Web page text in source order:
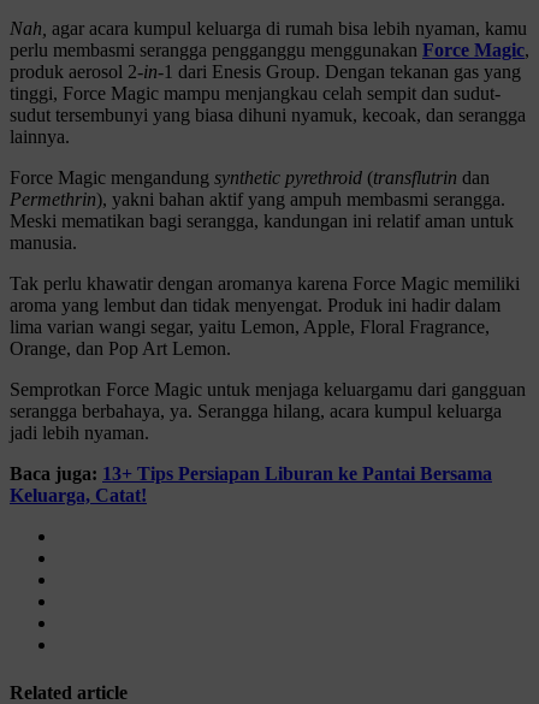
Nah, agar acara kumpul keluarga di rumah bisa lebih nyaman, kamu
perlu membasmi serangga pengganggu menggunakan Force Magic,
produk aerosol 2-in-1 dari Enesis Group. Dengan tekanan gas yang
tinggi, Force Magic mampu menjangkau celah sempit dan sudut-
sudut tersembunyi yang biasa dihuni nyamuk, kecoak, dan serangga
lainnya.
Force Magic mengandung synthetic pyrethroid (transflutrin dan
Permethrin), yakni bahan aktif yang ampuh membasmi serangga.
Meski mematikan bagi serangga, kandungan ini relatif aman untuk
manusia.
Tak perlu khawatir dengan aromanya karena Force Magic memiliki
aroma yang lembut dan tidak menyengat. Produk ini hadir dalam
lima varian wangi segar, yaitu Lemon, Apple, Floral Fragrance,
Orange, dan Pop Art Lemon.
Semprotkan Force Magic untuk menjaga keluargamu dari gangguan
serangga berbahaya, ya. Serangga hilang, acara kumpul keluarga
jadi lebih nyaman.
Baca juga: 13+ Tips Persiapan Liburan ke Pantai Bersama
Keluarga, Catat!
Related article